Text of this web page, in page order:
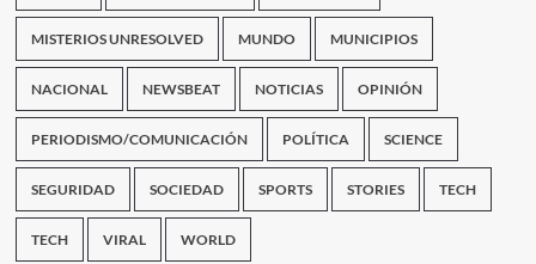
MISTERIOS UNRESOLVED MUNDO MUNICIPIOS
NACIONAL NEWSBEAT NOTICIAS OPINIÓN
PERIODISMO/COMUNICACIÓN POLÍTICA SCIENCE
SEGURIDAD SOCIEDAD SPORTS STORIES TECH
TECH VIRAL WORLD